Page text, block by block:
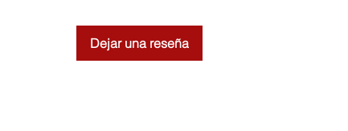
Dejar una reseña